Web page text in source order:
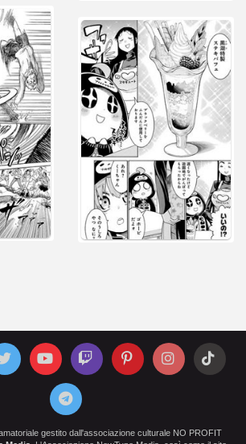
gestito dall'associazione culturale NO PROFIT